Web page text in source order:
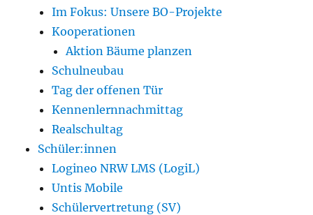
Im Fokus: Unsere BO-Projekte
Kooperationen
Aktion Bäume planzen
Schulneubau
Tag der offenen Tür
Kennenlernnachmittag
Realschultag
Schüler:innen
Logineo NRW LMS (LogiL)
Untis Mobile
Schülervertretung (SV)